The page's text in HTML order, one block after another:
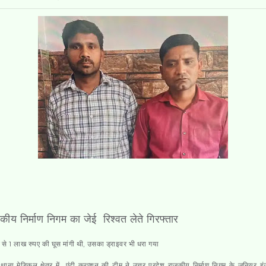
निर्माण निगम का जेई रिश्वत लेते गिरफ्तार
से 1 लाख रुपए की घूस मांगी थी, उसका ड्राइवर भी धरा गया